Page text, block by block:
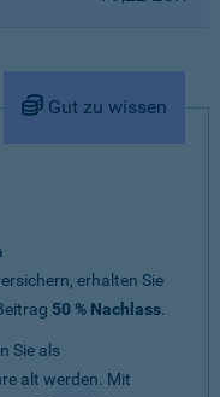
Gut zu wissen
erhalten Sie
50 % Nachlass.
Sie als
alt werden. Mit